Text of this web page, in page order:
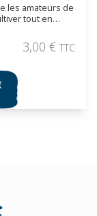
les amateurs de
tout en
de forme
est de
toxique.
3,00 € TTC